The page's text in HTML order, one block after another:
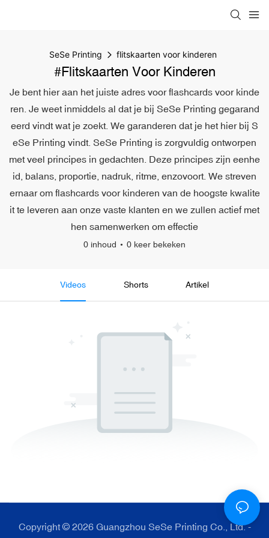
SeSe Printing flitskaarten voor kinderen
#flitskaarten Voor Kinderen
Je bent hier aan het juiste adres voor flashcards voor kinde
ren. Je weet inmiddels al dat je bij SeSe Printing gegarand
eerd vindt wat je zoekt. We garanderen dat je het hier bij S
eSe Printing vindt. SeSe Printing is zorgvuldig ontworpen
met veel principes in gedachten. Deze principes zijn eenhe
id, balans, proportie, nadruk, ritme, enzovoort. We streven
ernaar om flashcards voor kinderen van de hoogste kwalite
it te leveren aan onze vaste klanten en we zullen actief met
hen samenwerken om effectie
0 inhoud 0 keer bekeken
Videos Shorts Artikel
Copyright © 2026 Guangzhou SeSe Printing Co., Ltd. -